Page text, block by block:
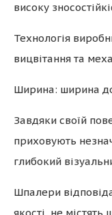
високу
Технологія
вицвітання та
Ширина: ширина
Завдяки своїй
приховують
глибокий
Шпалери